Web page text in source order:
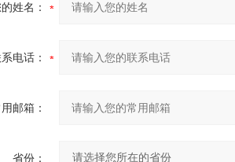
姓名：
电话：
邮箱：
省份：